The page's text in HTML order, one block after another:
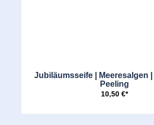
Jubiläumsseife | Meeresalgen
Peeling
10,50 €*